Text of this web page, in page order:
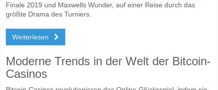
Finale 2019 und Maxwells Wunder, auf einer Reise durch das
größte Drama des Turniers.
Weiterlesen
Moderne Trends in der Welt der Bitcoin-
Casinos